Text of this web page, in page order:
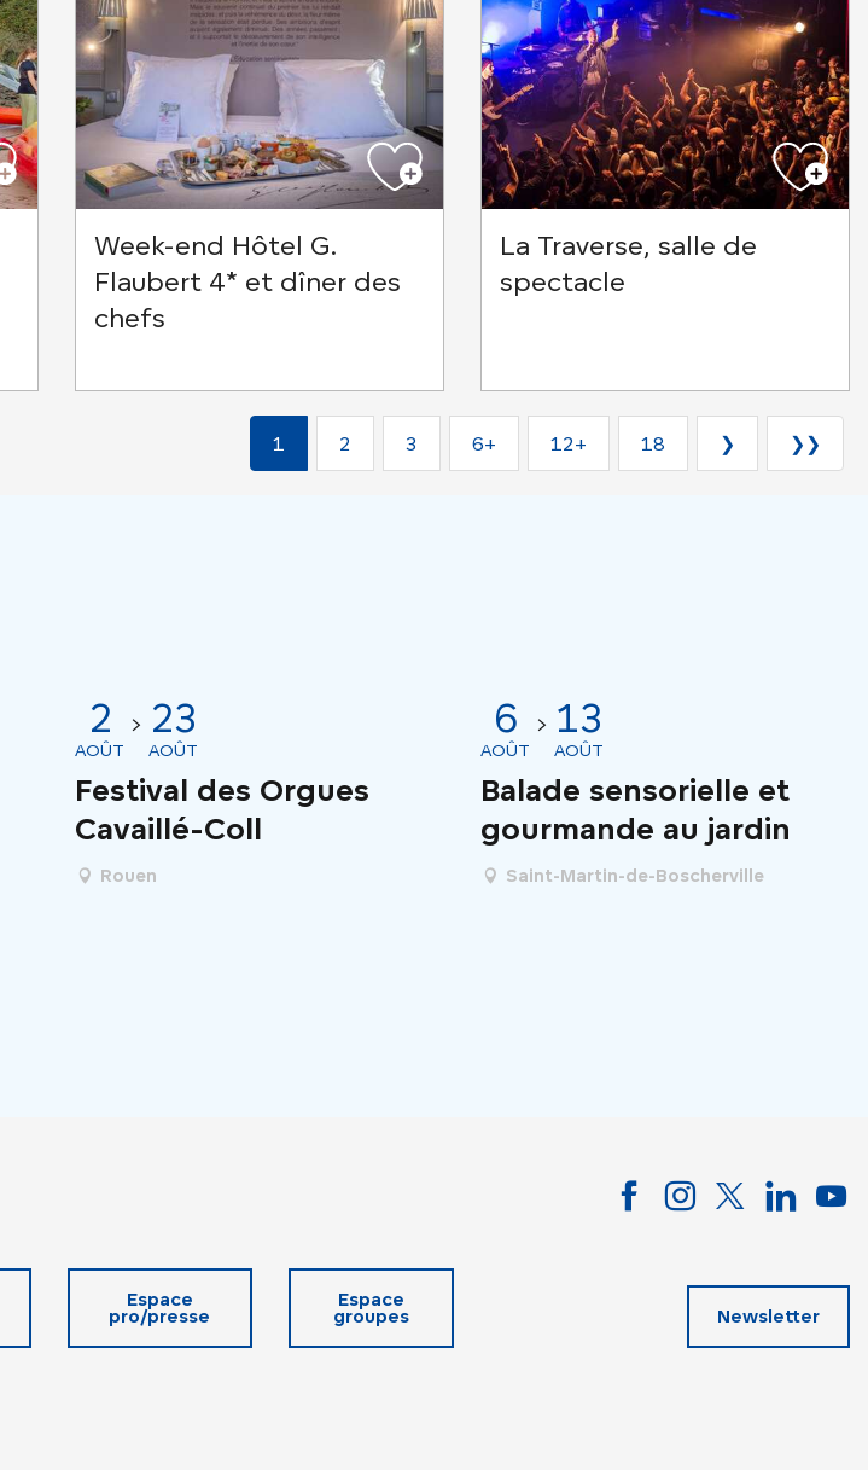
Week-end Hôtel G.
Flaubert 4* et dîner des
chefs
La Traverse, salle de
spectacle
1 2 3 6+ 12+ 18 ❯ ❯❯
2
AOÛT
23
AOÛT
Festival des Orgues
Cavaillé-Coll
Rouen
6
AOÛT
13
AOÛT
Balade sensorielle et
gourmande au jardin
Saint-Martin-de-Boscherville
Espace
pro/presse
Espace
groupes Newsletter